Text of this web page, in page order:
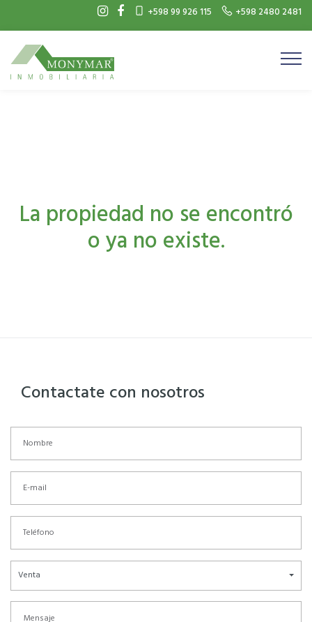
+598 99 926 115 +598 2480 2481
La propiedad no se encontró
o ya no existe.
Contactate con nosotros
Venta